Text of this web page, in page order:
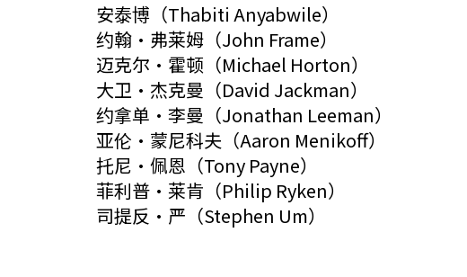
安泰博（Thabiti Anyabwile）
约翰·弗莱姆（John Frame）
迈克尔·霍顿（Michael Horton）
大卫·杰克曼（David Jackman）
约拿单·李曼（Jonathan Leeman）
亚伦·蒙尼科夫（Aaron Menikoff）
托尼·佩恩（Tony Payne）
菲利普·莱肯（Philip Ryken）
司提反·严（Stephen Um）